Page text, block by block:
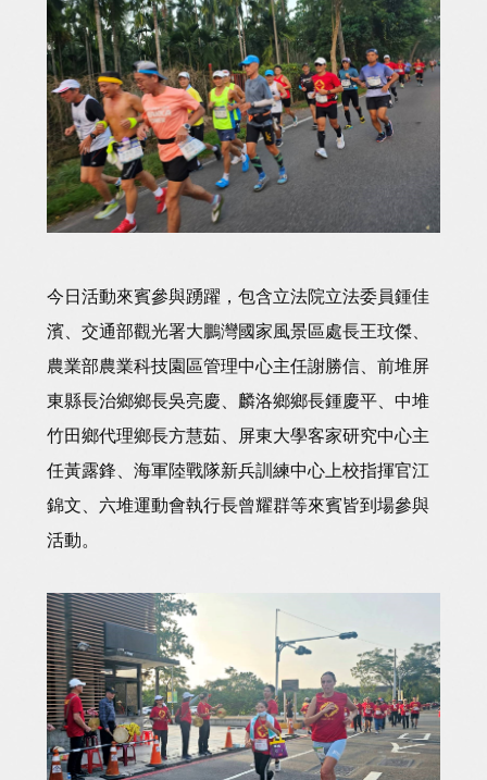
今日活動來賓參與踴躍，包含立法院立法委員鍾佳
濱、交通部觀光署大鵬灣國家風景區處長王玟傑、
農業部農業科技園區管理中心主任謝勝信、前堆屏
東縣長治鄉鄉長吳亮慶、麟洛鄉鄉長鍾慶平、中堆
竹田鄉代理鄉長方慧茹、屏東大學客家研究中心主
任黃露鋒、海軍陸戰隊新兵訓練中心上校指揮官江
錦文、六堆運動會執行長曾耀群等來賓皆到場參與
活動。